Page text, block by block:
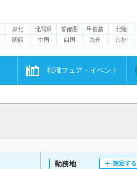
東北 北関東 首都圏 甲信越
北陸
関西 中国 四国 九州 海外
転職フェア・イベント
勤務地 指定する